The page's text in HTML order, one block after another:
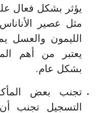
يؤثر بشكل فعال
مثل عصير
الليمون والعسل
يعتبر من أهم
بشكل عام.
تجنب بعض
التسجيل تجنب